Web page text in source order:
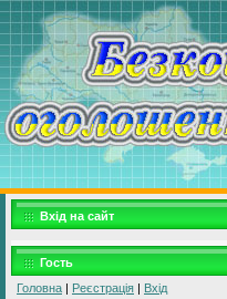
Вхід на сайт
Гость
Головна | Реєстрація | Вхід